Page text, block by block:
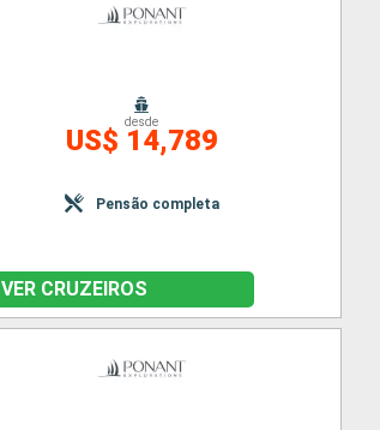
desde
US$ 14,789
Pensão completa
VER CRUZEIROS